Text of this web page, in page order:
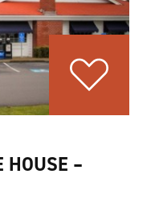
HOUSE –